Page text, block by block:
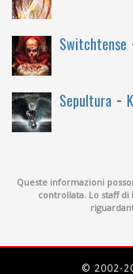
Switchtense
Sepultura -
Queste informazioni
controllata. Lo staff di
© 2002-